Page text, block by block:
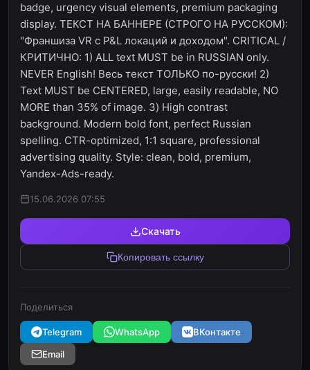
badge, urgency visual elements, premium packaging
display. ТЕКСТ НА БАННЕРЕ (СТРОГО НА РУССКОМ):
"Франшиза VR с P&L локаций и доходом". CRITICAL /
КРИТИЧНО: 1) ALL text MUST be in RUSSIAN only.
NEVER English! Весь текст ТОЛЬКО по-русски! 2)
Text MUST be CENTERED, large, easily readable, NO
MORE than 35% of image. 3) High contrast
background. Modern bold font, perfect Russian
spelling. CTR-optimized, 1:1 square, professional
advertising quality. Style: clean, bold, premium,
Yandex-Ads-ready.
15.06.2026 07:55
Скачать
Копировать ссылку
Поделиться
Telegram WhatsApp
ВКонтакте
Email